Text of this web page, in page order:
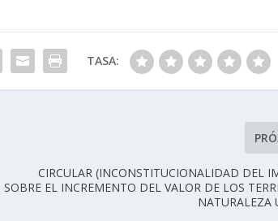
TASA:
CIRCULAR (INCONSTITUCIONALIDAD DEL
SOBRE EL INCREMENTO DEL VALOR DE LOS
NATURALEZA